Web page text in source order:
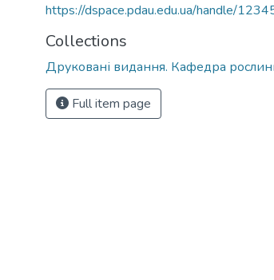
https://dspace.pdau.edu.ua/handle/
Collections
Друковані видання. Кафедра
Full item page